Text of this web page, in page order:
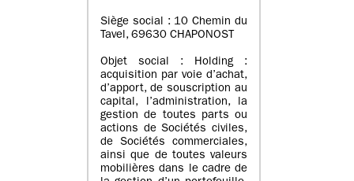
Siège social : 10 Chemin du
Tavel, 69630 CHAPONOST
Objet social : Holding :
acquisition par voie d’achat,
d’apport, de souscription au
capital, l’administration, la
gestion de toutes parts ou
actions de Sociétés civiles,
de Sociétés commerciales,
ainsi que de toutes valeurs
mobilières dans le cadre de